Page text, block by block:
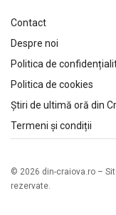
Contact
Despre noi
Politica de
Politica de cookies
Știri de ultimă oră din
Termeni și condiții
© 2026 din-craiova.ro –
rezervate.